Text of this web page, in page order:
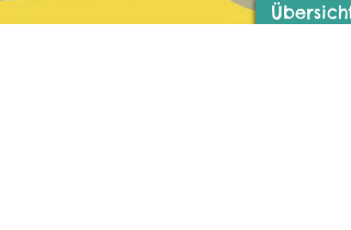
Übersicht